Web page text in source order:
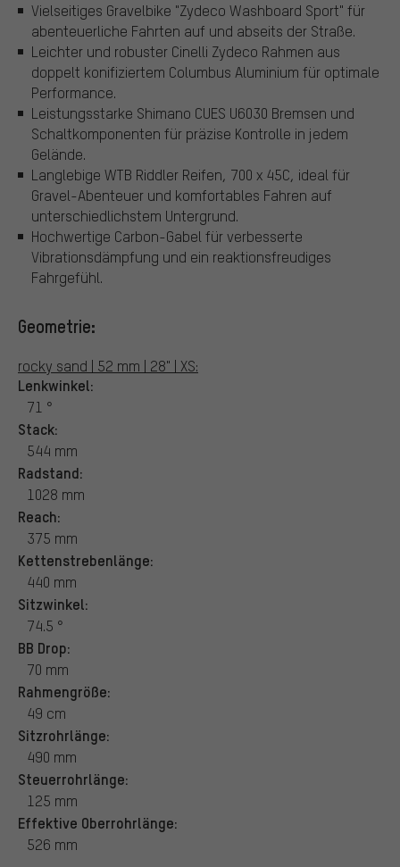
Vielseitiges Gravelbike "Zydeco Washboard Sport" für
abenteuerliche Fahrten auf und abseits der Straße.
Leichter und robuster Cinelli Zydeco Rahmen aus
doppelt konifiziertem Columbus Aluminium für optimale
Performance.
Leistungsstarke Shimano CUES U6030 Bremsen und
Schaltkomponenten für präzise Kontrolle in jedem
Gelände.
Langlebige WTB Riddler Reifen, 700 x 45C, ideal für
Gravel-Abenteuer und komfortables Fahren auf
unterschiedlichstem Untergrund.
Hochwertige Carbon-Gabel für verbesserte
Vibrationsdämpfung und ein reaktionsfreudiges
Fahrgefühl.
Geometrie:
rocky sand | 52 mm | 28" | XS:
Lenkwinkel:
71 °
Stack:
544 mm
Radstand:
1028 mm
Reach:
375 mm
Kettenstrebenlänge:
440 mm
Sitzwinkel:
74.5 °
BB Drop:
70 mm
Rahmengröße:
49 cm
Sitzrohrlänge:
490 mm
Steuerrohrlänge:
125 mm
Effektive Oberrohrlänge:
526 mm